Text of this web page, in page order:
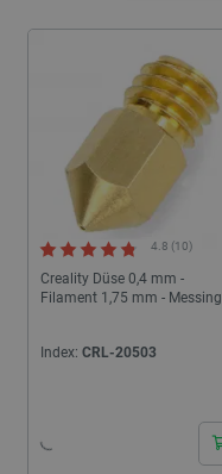
Creality Düse 0,4 mm -
Filament 1,75 mm - Messing
4.8 (10)
Index: CRL-20503